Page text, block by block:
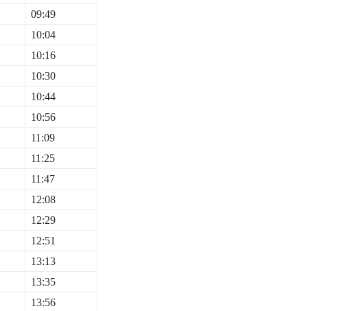
09:49
10:04
10:16
10:30
10:44
10:56
11:09
11:25
11:47
12:08
12:29
12:51
13:13
13:35
13:56